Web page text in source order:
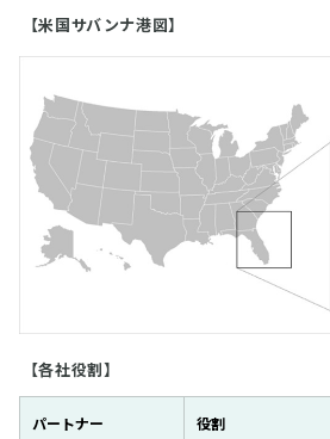
【米国サバンナ港図】
【各社役割】
パートナー 役割